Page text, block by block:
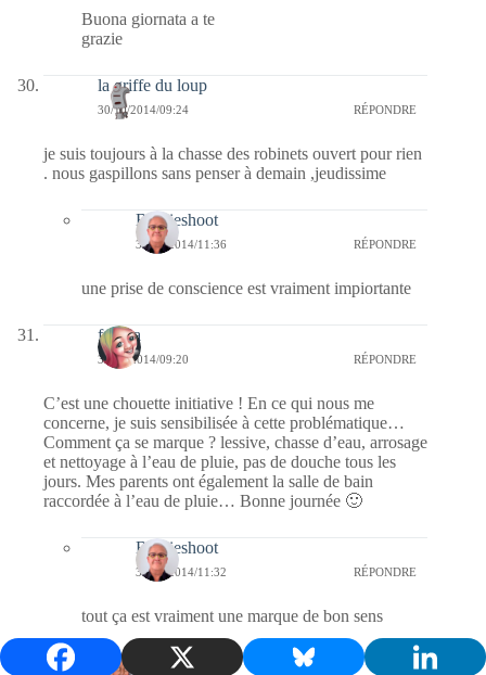
Buona giornata a te
grazie
la griffe du loup
30/10/2014/09:24 RÉPONDRE
je suis toujours à la chasse des robinets ouvert pour rien
. nous gaspillons sans penser à demain ,jeudissime
Bernieshoot
31/10/2014/11:36 RÉPONDRE
une prise de conscience est vraiment impiortante
fedora
30/10/2014/09:20 RÉPONDRE
C’est une chouette initiative ! En ce qui nous me
concerne, je suis sensibilisée à cette problématique…
Comment ça se marque ? lessive, chasse d’eau, arrosage
et nettoyage à l’eau de pluie, pas de douche tous les
jours. Mes parents ont également la salle de bain
raccordée à l’eau de pluie… Bonne journée 🙂
Bernieshoot
31/10/2014/11:32 RÉPONDRE
tout ça est vraiment une marque de bon sens
dom